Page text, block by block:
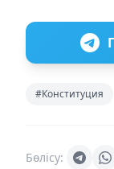
#Конституция
Бөлісу: